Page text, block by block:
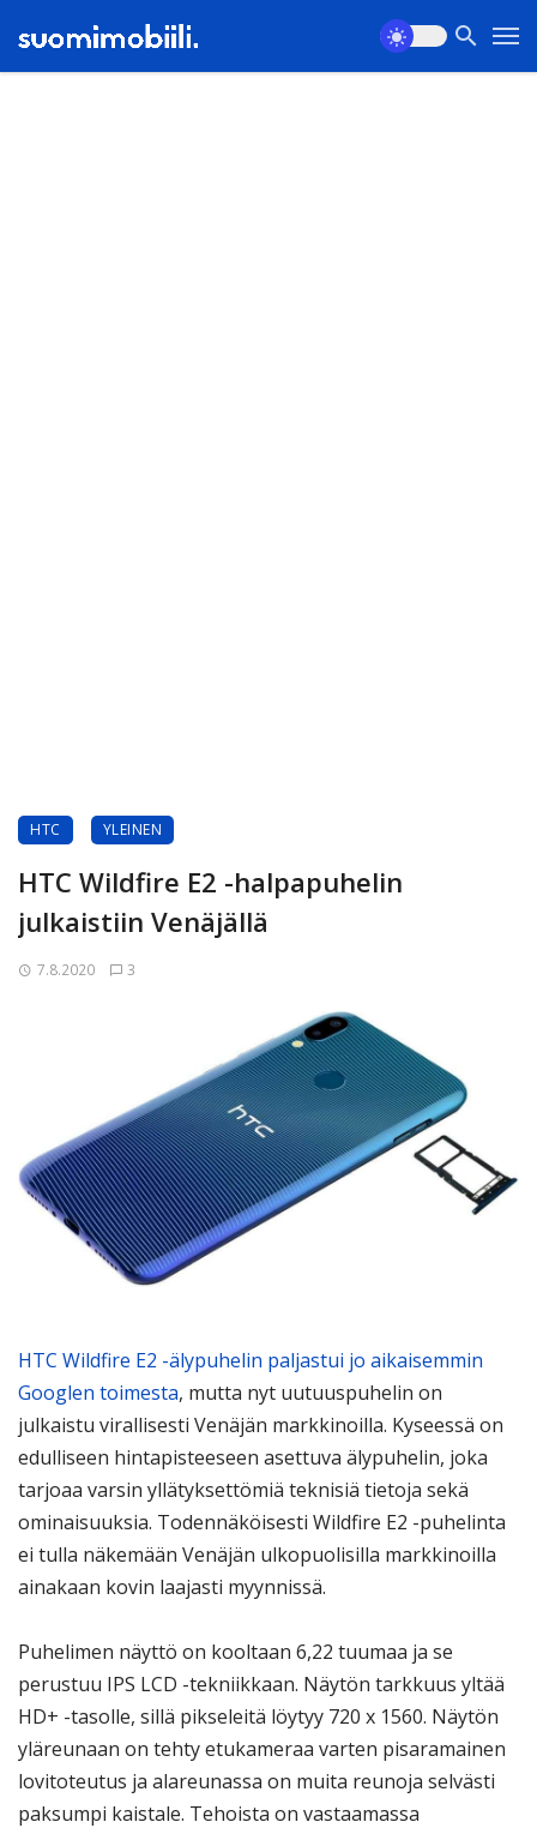
HTC YLEINEN
HTC Wildfire E2 -halpapuhelin
julkaistiin Venäjällä
7.8.2020 3
HTC Wildfire E2 -älypuhelin paljastui jo aikaisemmin
Googlen toimesta, mutta nyt uutuuspuhelin on
julkaistu virallisesti Venäjän markkinoilla. Kyseessä on
edulliseen hintapisteeseen asettuva älypuhelin, joka
tarjoaa varsin yllätyksettömiä teknisiä tietoja sekä
ominaisuuksia. Todennäköisesti Wildfire E2 -puhelinta
ei tulla näkemään Venäjän ulkopuolisilla markkinoilla
ainakaan kovin laajasti myynnissä.
Puhelimen näyttö on kooltaan 6,22 tuumaa ja se
perustuu IPS LCD -tekniikkaan. Näytön tarkkuus yltää
HD+ -tasolle, sillä pikseleitä löytyy 720 x 1560. Näytön
yläreunaan on tehty etukameraa varten pisaramainen
lovitoteutus ja alareunassa on muita reunoja selvästi
paksumpi kaistale. Tehoista on vastaamassa